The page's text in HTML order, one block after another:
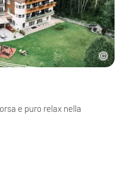
e puro relax nella